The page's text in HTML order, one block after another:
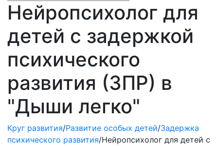
Нейропсихолог для
детей с задержкой
психического
развития (ЗПР) в
"Дыши легко"
Круг развития/Развитие особых детей/Задержка
психического развития/Нейропсихолог для детей с